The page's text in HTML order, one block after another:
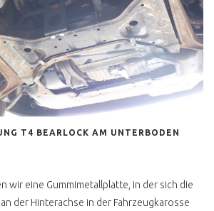
BUS
T4 BEARLOCK AM UNTERBODEN
wir eine Gummimetallplatte, in der sich die
der Hinterachse in der Fahrzeugkarosse